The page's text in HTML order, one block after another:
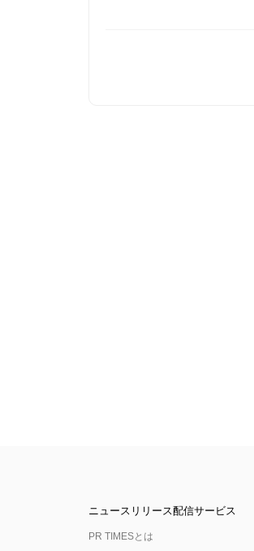
ニュースリリース配信サービス
PR TIMESとは